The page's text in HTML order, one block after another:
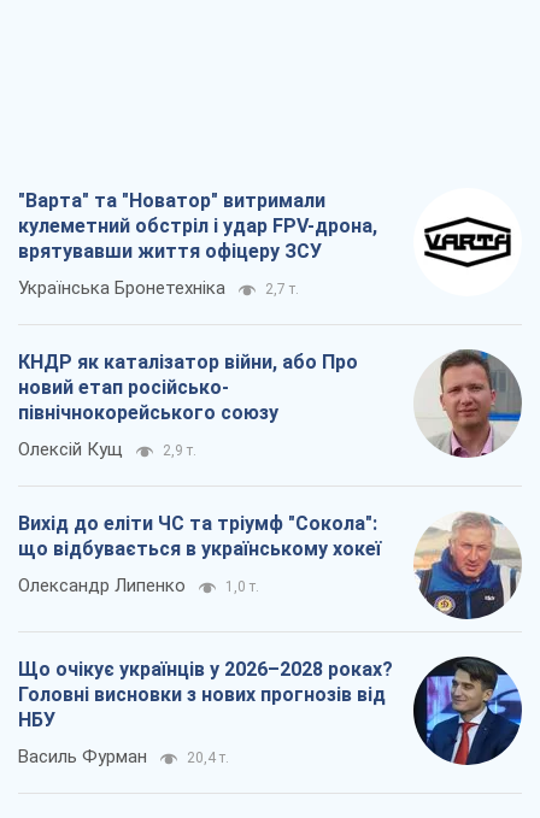
"Варта" та "Новатор" витримали
кулеметний обстріл і удар FPV-дрона,
врятувавши життя офіцеру ЗСУ
Українська Бронетехніка 2,7 т.
КНДР як каталізатор війни, або Про
новий етап російсько-
північнокорейського союзу
Олексій Кущ 2,9 т.
Вихід до еліти ЧС та тріумф "Сокола":
що відбувається в українському хокеї
Олександр Липенко 1,0 т.
Що очікує українців у 2026–2028 роках?
Головні висновки з нових прогнозів від
НБУ
Василь Фурман 20,4 т.